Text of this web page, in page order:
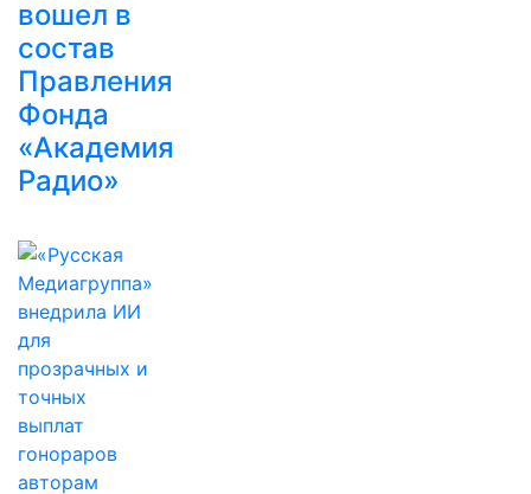
вошел в
состав
Правления
Фонда
«Академия
Радио»